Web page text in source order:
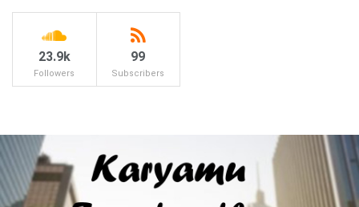
23.9k
Followers
99
Subscribers